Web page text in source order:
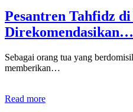
Pesantren Tahfidz
Direkomendasikan…
Sebagai orang tua yang
memberikan…
Read more